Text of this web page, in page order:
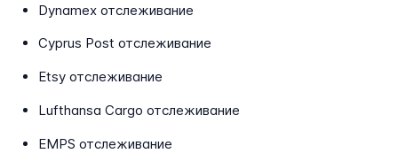
Dynamex отслеживание
Cyprus Post отслеживание
Etsy отслеживание
Lufthansa Cargo отслеживание
EMPS отслеживание